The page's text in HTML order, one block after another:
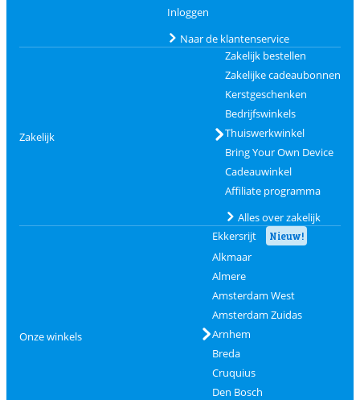
Inloggen
Naar de klantenservice
Zakelijk
Zakelijk bestellen
Zakelijke cadeaubonnen
Kerstgeschenken
Bedrijfswinkels
Thuiswerkwinkel
Bring Your Own Device
Cadeauwinkel
Affiliate programma
Alles over zakelijk
Onze winkels
Ekkersrijt Nieuw!
Alkmaar
Almere
Amsterdam West
Amsterdam Zuidas
Arnhem
Breda
Cruquius
Den Bosch